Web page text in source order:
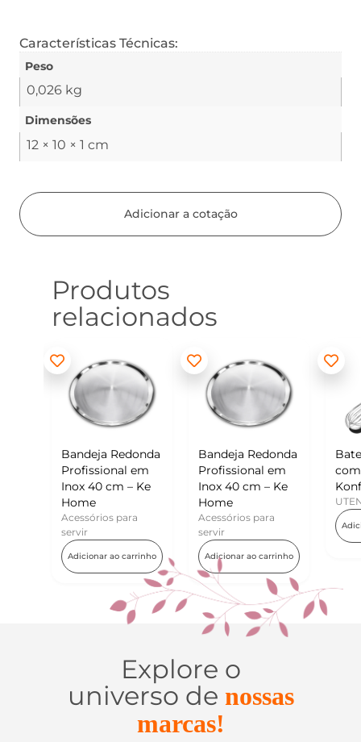
Características Técnicas:
Peso
0,026 kg
Dimensões
12 × 10 × 1 cm
Adicionar a cotação
Produtos
relacionados
Bandeja Redonda
Profissional em
Inox 40 cm – Ke
Home
Acessórios para
Adicionar ao carrinho
Batedor de Ovos
com Raspador –
Konfektt
UTENSÍLIOS
Adicionar ao carrinho
Explore o
universo de nossas
marcas!